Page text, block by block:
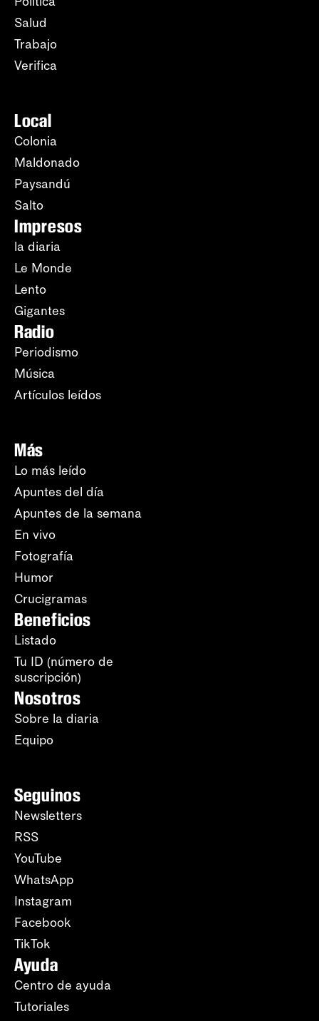
Salud
Trabajo
Verifica
Local
Colonia
Maldonado
Paysandú
Salto
Impresos
la diaria
Le Monde
Lento
Gigantes
Radio
Periodismo
Música
Artículos leídos
Más
Lo más leído
Apuntes del día
Apuntes de la semana
En vivo
Fotografía
Humor
Crucigramas
Beneficios
Listado
Tu ID (número de
suscripción)
Nosotros
Sobre la diaria
Equipo
Seguinos
Newsletters
RSS
YouTube
WhatsApp
Instagram
Facebook
TikTok
Ayuda
Centro de ayuda
Tutoriales